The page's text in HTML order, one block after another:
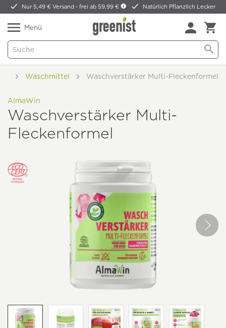
Nur 5,49 € Versand -frei ab 59,99 € Natürlich Pflanzlich Lecker
Menü
Waschmittel Waschverstärker Multi-Fleckenformel
AlmaWin
Waschverstärker Multi-
Fleckenformel